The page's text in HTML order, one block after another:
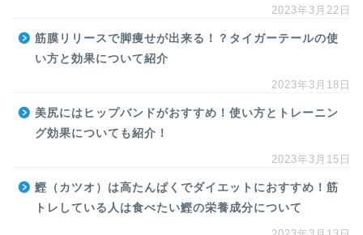
2023年3月22日
筋膜リリースで脚痩せが出来る！？タイガーテールの使
い方と効果について紹介
2023年3月18日
美尻にはヒップバンドがおすすめ！使い方とトレーニン
グ効果についても紹介！
2023年3月15日
鰹（カツオ）は高たんぱくでダイエットにおすすめ！筋
トレしている人は食べたい鰹の栄養成分について